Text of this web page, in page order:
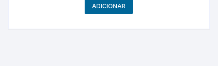
ADICIONAR